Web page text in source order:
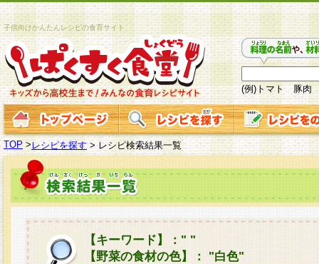
子供向けかんたんレシピの食育サイト
(例)トマト 豚肉
TOP >レシピを探す> レシピ検索結果一覧
【キーワード】：" "
【野菜の食材の色】： "白色"